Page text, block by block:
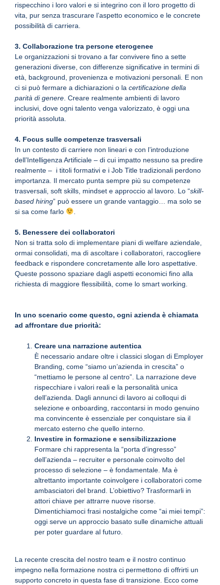
rispecchino i loro valori e si integrino con il loro progetto di
vita, pur senza trascurare l’aspetto economico e le concrete
possibilità di carriera.
3. Collaborazione tra persone eterogenee
Le organizzazioni si trovano a far convivere fino a sette
generazioni diverse, con differenze significative in termini di
età, background, provenienza e motivazioni personali. E non
ci si può fermare a dichiarazioni o la certificazione della
parità di genere . Creare realmente ambienti di lavoro
inclusivi, dove ogni talento venga valorizzato, è oggi una
priorità assoluta.
4. Focus sulle competenze trasversali
In un contesto di carriere non lineari e con l’introduzione
dell’Intelligenza Artificiale – di cui impatto nessuno sa predire
realmente – i titoli formativi e i Job Title tradizionali perdono
importanza. Il mercato punta sempre più su competenze
trasversali, soft skills, mindset e approccio al lavoro. Lo “skill-
based hiring” può essere un grande vantaggio… ma solo se
si sa come farlo
5. Benessere dei collaboratori
Non si tratta solo di implementare piani di welfare aziendale,
ormai consolidati, ma di ascoltare i collaboratori, raccogliere
feedback e rispondere concretamente alle loro aspettative.
Queste possono spaziare dagli aspetti economici fino alla
richiesta di maggiore flessibilità, come lo smart working.
In uno scenario come questo, ogni azienda è chiamata
ad affrontare due priorità:
Creare una narrazione autentica
È necessario andare oltre i classici slogan di Employer
Branding, come “siamo un’azienda in crescita” o
“mettiamo le persone al centro”. La narrazione deve
rispecchiare i valori reali e la personalità unica
dell’azienda. Dagli annunci di lavoro ai colloqui di
selezione e onboarding, raccontarsi in modo genuino
ma convincente è essenziale per conquistare sia il
mercato esterno che quello interno.
Investire in formazione e sensibilizzazione
Formare chi rappresenta la “porta d’ingresso”
dell’azienda – recruiter e personale coinvolto del
processo di selezione – è fondamentale. Ma è
altrettanto importante coinvolgere i collaboratori come
ambasciatori del brand. L’obiettivo? Trasformarli in
attori chiave per attrarre nuove risorse.
Dimentichiamoci frasi nostalgiche come “ai miei tempi”:
oggi serve un approccio basato sulle dinamiche attuali
per poter guardare al futuro.
La recente crescita del nostro team e il nostro continuo
impegno nella formazione nostra ci permettono di offrirti un
supporto concreto in questa fase di transizione. Ecco come